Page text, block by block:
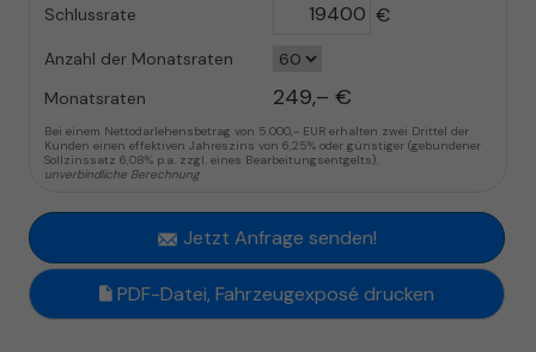
Schlussrate €
Anzahl der Monatsraten
Monatsraten
249,– €
Bei einem Nettodarlehensbetrag von 5.000,- EUR erhalten zwei Drittel der
Kunden einen effektiven Jahreszins von 6,25% oder günstiger (gebundener
Sollzinssatz 6,08% p.a. zzgl. eines Bearbeitungsentgelts).
unverbindliche Berechnung
Jetzt Anfrage senden!
PDF-Datei, Fahrzeugexposé drucken